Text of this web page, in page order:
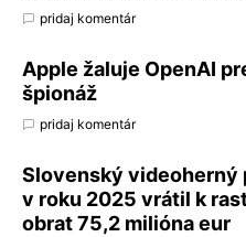
pridaj komentár
Apple žaluje OpenAI
špionáž
pridaj komentár
Slovenský videoherný
v roku 2025 vrátil k
obrat 75,2 milióna eur